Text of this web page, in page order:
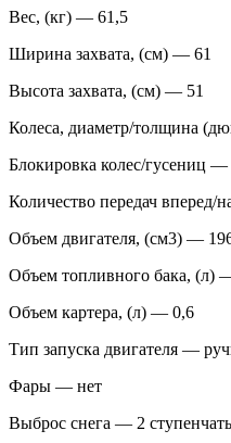
Вес, (кг) — 61,5
Ширина захвата, (см) — 61
Высота захвата, (см) — 51
Колеса, диаметр/толщина
Блокировка колес/гусениц —
Количество передач вперед/
Объем двигателя, (см3) —
Объем топливного бака, (л)
Объем картера, (л) — 0,6
Тип запуска двигателя —
Фары — нет
Выброс снега — 2